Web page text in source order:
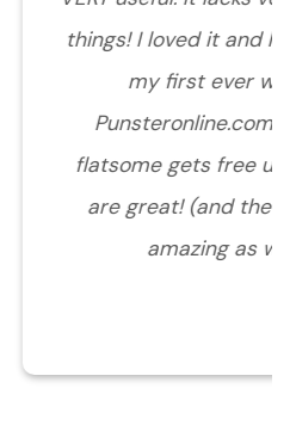
and have created
Best yet,
free updates that
the support is